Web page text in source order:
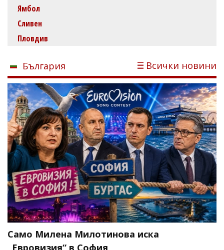
Ямбол
Сливен
Пловдив
България Всички новини
Само Милена Милотинова иска
„Евровизия“ в София